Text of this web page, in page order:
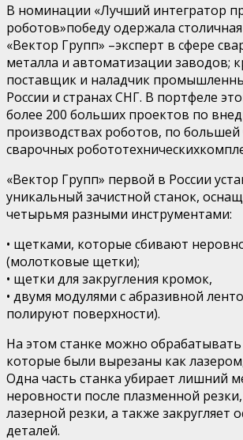
В номинации «Лучший интегратор
роботов»победу одержала столичная
«Вектор Групп» –эксперт в сфере
металла и автоматизации заводов;
поставщик и наладчик
России и странах СНГ. В портфеле
более 200 больших проектов по
производствах роботов, по большей
сварочных робототехнических
«Вектор Групп» первой в России
уникальный зачистной станок,
четырьмя разными инструментами:
• щетками, которые сбивают
(молотковые щетки);
• щетки для закругления кромок,
• двумя модулями с абразивной
полируют поверхности).
На этом станке можно
которые были вырезаны как
Одна часть станка убирает лишний
неровности после плазменной
лазерной резки, а также закругляет
деталей.